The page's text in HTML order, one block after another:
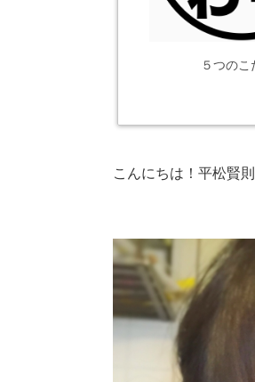
５つのこ
こんにちは！平松賢